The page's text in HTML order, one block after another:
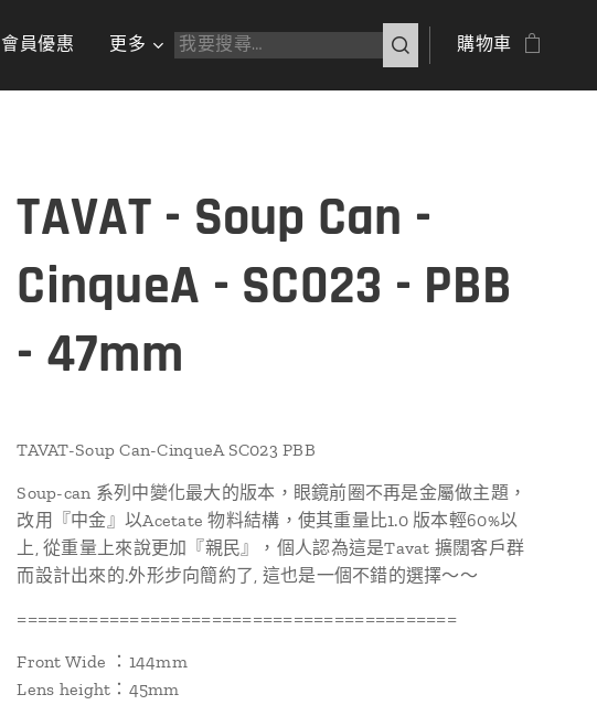
會員優惠 更多 購物車
TAVAT - Soup Can -
CinqueA - SC023 - PBB
- 47mm
TAVAT-Soup Can-CinqueA SC023 PBB
Soup-can 系列中變化最大的版本，眼鏡前圈不再是金屬做主題，
改用『中金』以Acetate 物料結構，使其重量比1.0 版本輕60%以
上, 從重量上來說更加『親民』，個人認為這是Tavat 擴闊客戶群
而設計出來的.外形步向簡約了, 這也是一個不錯的選擇～～
===========================================
Front Wide ：144mm
Lens height：45mm